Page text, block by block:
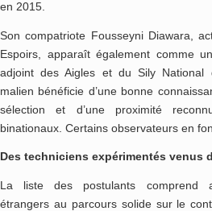
en 2015.
Son compatriote Fousseyni Diawara,
Espoirs, apparaît également comme
adjoint des Aigles et du Sily National
malien bénéficie d’une bonne
sélection et d’une proximité
binationaux. Certains observateurs en
Des techniciens expérimentés venus
La liste des postulants comprend
étrangers au parcours solide sur le